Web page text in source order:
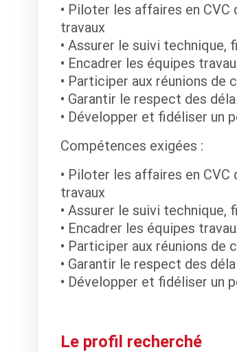
• Piloter les affaires en CVC
travaux
• Assurer le suivi
• Encadrer les équipes
• Participer aux réunions
• Garantir le respect des
• Développer et fidéliser un
Compétences exigées :
• Piloter les affaires en CVC
travaux
• Assurer le suivi
• Encadrer les équipes
• Participer aux réunions
• Garantir le respect des
• Développer et fidéliser un
Le profil recherché